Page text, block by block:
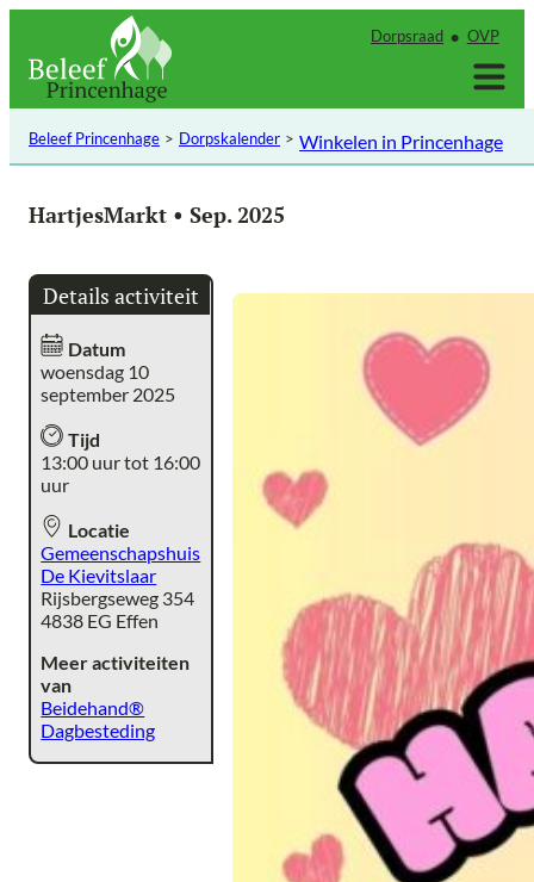
inhoud
Dorpsraad OVP
Beleef Princenhage Dorpskalender Winkelen in Princenhage
HartjesMarkt • Sep. 2025
Details activiteit
Datum
woensdag 10
september 2025
Tijd
13:00 uur tot 16:00
uur
Locatie
Gemeenschapshuis
De Kievitslaar
Rijsbergseweg 354
4838 EG Effen
Meer activiteiten
van
Beidehand®
Dagbesteding